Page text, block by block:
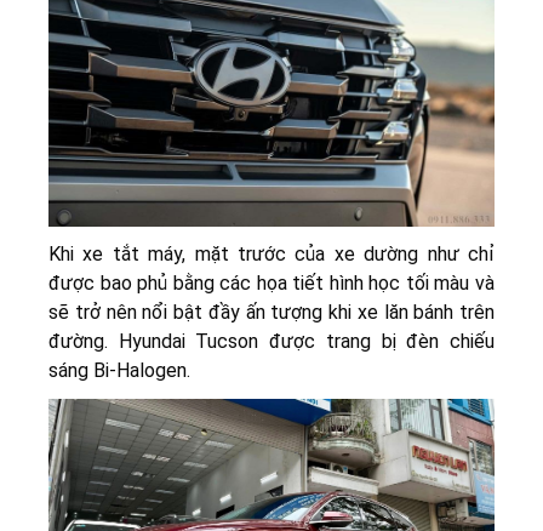
Khi xe tắt máy, mặt trước của xe dường như chỉ
được bao phủ bằng các họa tiết hình học tối màu và
sẽ trở nên nổi bật đầy ấn tượng khi xe lăn bánh trên
đường. Hyundai Tucson được trang bị đèn chiếu
sáng Bi-Halogen.